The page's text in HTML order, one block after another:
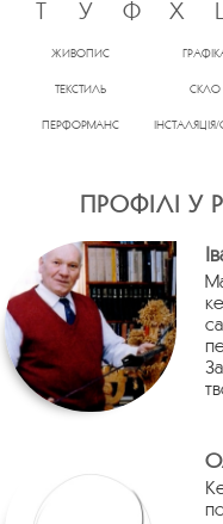
Т
У Ф Х
ЖИВОПИС
ТЕКСТИЛЬ СКЛО
ПЕРФОРМАНС ІНСТАЛЯЦІЯ/
ПРОФІЛІ У